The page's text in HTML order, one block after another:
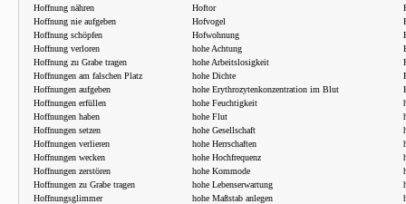
Hoffnung nähren
Hoffnung nie aufgeben
Hoffnung schöpfen
Hoffnung verloren
Hoffnung zu Grabe tragen
Hoffnungen am falschen Platz
Hoffnungen aufgeben
Hoffnungen erfüllen
Hoffnungen haben
Hoffnungen setzen
Hoffnungen verlieren
Hoffnungen wecken
Hoffnungen zerstören
Hoffnungen zu Grabe tragen
Hoffnungsglimmer
Hoftor
Hofvogel
Hofwohnung
hohe Achtung
hohe Arbeitslosigkeit
hohe Dichte
hohe Erythrozytenkonzentration im Blut
hohe Feuchtigkeit
hohe Flut
hohe Gesellschaft
hohe Herrschaften
hohe Hochfrequenz
hohe Kommode
hohe Lebenserwartung
hohe Maßstab anlegen